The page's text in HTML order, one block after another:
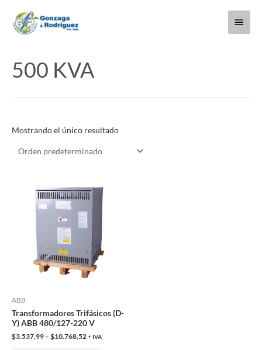
contenido
Menú
500 KVA
Mostrando el único resultado
ABB
Transformadores Trifásicos (D-
Y) ABB 480/127-220 V
$3.537,99 – $10.768,52+ IVA
producto
múltiples
variantes.
Las
elegir